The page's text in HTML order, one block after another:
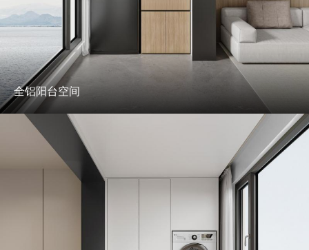
全铝阳台空间